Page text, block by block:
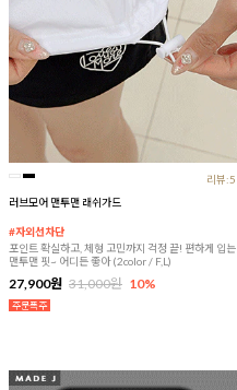
리뷰:5
러브모어 맨투맨 래쉬가드
#자외선차단
포인트 확실하고, 체형 고민까지 걱정 끝! 편하게 입는
맨투맨 핏~ 어디든 좋아 (2color / F,L)
27,900원 31,000원 10%